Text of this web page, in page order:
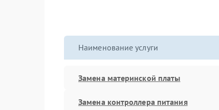
Наименование услуги
Замена материнской платы
Замена контроллера питания